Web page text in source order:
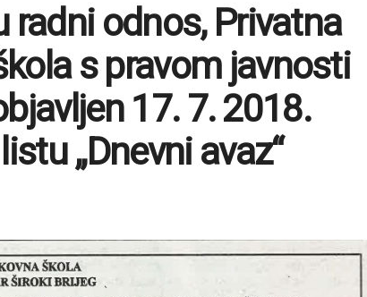
radni odnos, Privatna
s pravom javnosti
17. 7. 2018.
„Dnevni avaz“